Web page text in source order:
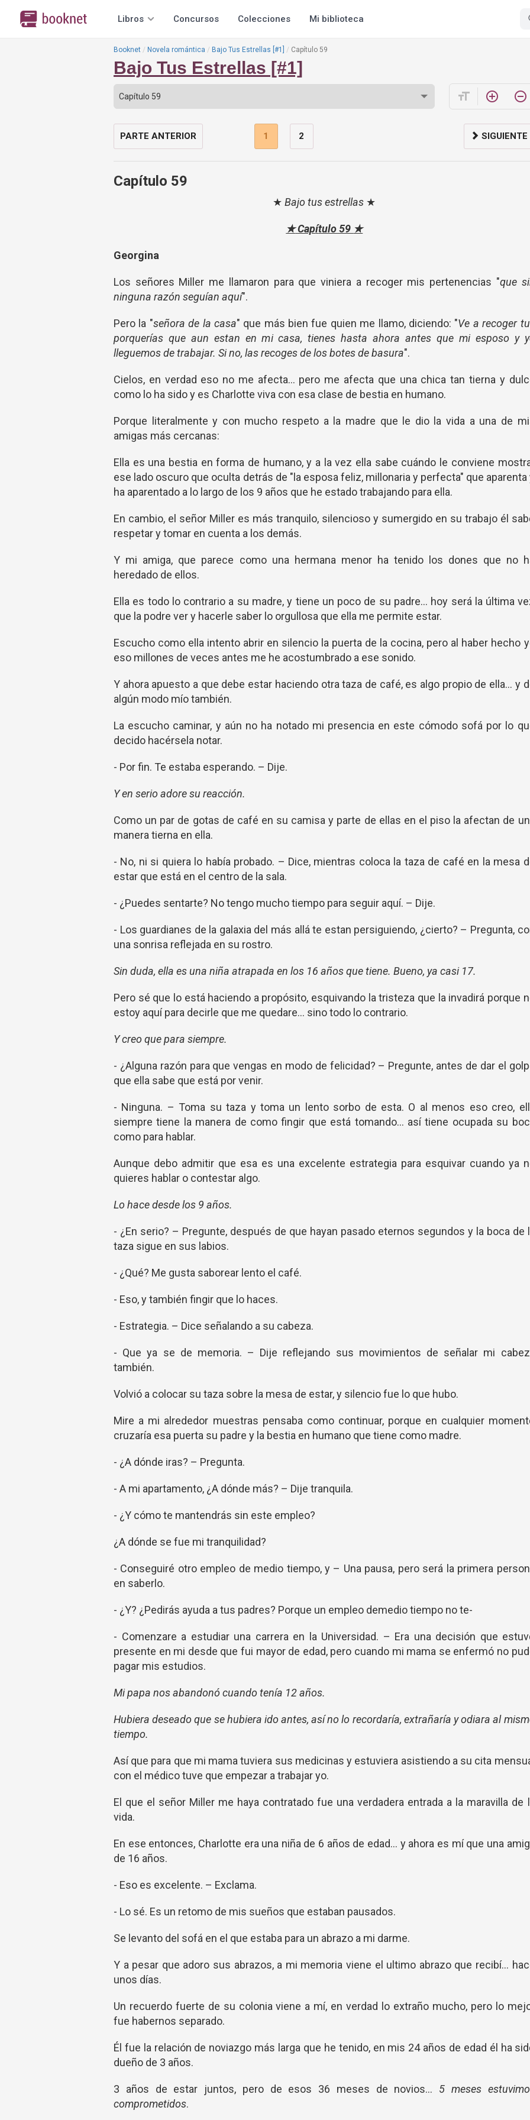
Libros Concursos Colecciones Mi biblioteca
Booknet Novela romántica Bajo Tus Estrellas [#1] Capítulo 59
Bajo Tus Estrellas [#1]
format_size add_circle_outline remove_circle_outline
PARTE ANTERIOR 1 2 SIGUIENTE
Capítulo 59
★ Bajo tus estrellas ★
★Capítulo 59 ★
Georgina
Los señores Miller me llamaron para que viniera a recoger mis pertenencias "que
ninguna razón seguían aquí".
Pero la "señora de la casa" que más bien fue quien me llamo, diciendo: "Ve a recoger
porquerías que aun estan en mi casa, tienes hasta ahora antes que mi esposo y
lleguemos de trabajar. Si no, las recoges de los botes de basura".
Cielos, en verdad eso no me afecta... pero me afecta que una chica tan tierna y
como lo ha sido y es Charlotte viva con esa clase de bestia en humano.
Porque literalmente y con mucho respeto a la madre que le dio la vida a una de
amigas más cercanas:
Ella es una bestia en forma de humano, y a la vez ella sabe cuándo le conviene
ese lado oscuro que oculta detrás de "la esposa feliz, millonaria y perfecta" que aparenta
ha aparentado a lo largo de los 9 años que he estado trabajando para ella.
En cambio, el señor Miller es más tranquilo, silencioso y sumergido en su trabajo él
respetar y tomar en cuenta a los demás.
Y mi amiga, que parece como una hermana menor ha tenido los dones que no
heredado de ellos.
Ella es todo lo contrario a su madre, y tiene un poco de su padre... hoy será la última
que la podre ver y hacerle saber lo orgullosa que ella me permite estar.
Escucho como ella intento abrir en silencio la puerta de la cocina, pero al haber hecho
eso millones de veces antes me he acostumbrado a ese sonido.
Y ahora apuesto a que debe estar haciendo otra taza de café, es algo propio de ella... y
algún modo mío también.
La escucho caminar, y aún no ha notado mi presencia en este cómodo sofá por lo
decido hacérsela notar.
- Por fin. Te estaba esperando. – Dije.
Y en serio adore su reacción.
Como un par de gotas de café en su camisa y parte de ellas en el piso la afectan de
manera tierna en ella.
- No, ni si quiera lo había probado. – Dice, mientras coloca la taza de café en la mesa
estar que está en el centro de la sala.
- ¿Puedes sentarte? No tengo mucho tiempo para seguir aquí. – Dije.
- Los guardianes de la galaxia del más allá te estan persiguiendo, ¿cierto? – Pregunta,
una sonrisa reflejada en su rostro.
Sin duda, ella es una niña atrapada en los 16 años que tiene. Bueno, ya casi 17.
Pero sé que lo está haciendo a propósito, esquivando la tristeza que la invadirá porque
estoy aquí para decirle que me quedare... sino todo lo contrario.
Y creo que para siempre.
- ¿Alguna razón para que vengas en modo de felicidad? – Pregunte, antes de dar el
que ella sabe que está por venir.
- Ninguna. – Toma su taza y toma un lento sorbo de esta. O al menos eso creo,
siempre tiene la manera de como fingir que está tomando... así tiene ocupada su
como para hablar.
Aunque debo admitir que esa es una excelente estrategia para esquivar cuando ya
quieres hablar o contestar algo.
Lo hace desde los 9 años.
- ¿En serio? – Pregunte, después de que hayan pasado eternos segundos y la boca de
taza sigue en sus labios.
- ¿Qué? Me gusta saborear lento el café.
- Eso, y también fingir que lo haces.
- Estrategia. – Dice señalando a su cabeza.
- Que ya se de memoria. – Dije reflejando sus movimientos de señalar mi
también.
Volvió a colocar su taza sobre la mesa de estar, y silencio fue lo que hubo.
Mire a mi alrededor muestras pensaba como continuar, porque en cualquier
cruzaría esa puerta su padre y la bestia en humano que tiene como madre.
- ¿A dónde iras? – Pregunta.
- A mi apartamento, ¿A dónde más? – Dije tranquila.
- ¿Y cómo te mantendrás sin este empleo?
¿A dónde se fue mi tranquilidad?
- Conseguiré otro empleo de medio tiempo, y – Una pausa, pero será la primera
en saberlo.
- ¿Y? ¿Pedirás ayuda a tus padres? Porque un empleo demedio tiempo no te-
- Comenzare a estudiar una carrera en la Universidad. – Era una decisión que
presente en mi desde que fui mayor de edad, pero cuando mi mama se enfermó no
pagar mis estudios.
Mi papa nos abandonó cuando tenía 12 años.
Hubiera deseado que se hubiera ido antes, así no lo recordaría, extrañaría y odiara al
tiempo.
Así que para que mi mama tuviera sus medicinas y estuviera asistiendo a su cita
con el médico tuve que empezar a trabajar yo.
El que el señor Miller me haya contratado fue una verdadera entrada a la maravilla de
vida.
En ese entonces, Charlotte era una niña de 6 años de edad... y ahora es mí que una
de 16 años.
- Eso es excelente. – Exclama.
- Lo sé. Es un retomo de mis sueños que estaban pausados.
Se levanto del sofá en el que estaba para un abrazo a mi darme.
Y a pesar que adoro sus abrazos, a mi memoria viene el ultimo abrazo que recibí...
unos días.
Un recuerdo fuerte de su colonia viene a mí, en verdad lo extraño mucho, pero lo
fue habernos separado.
Él fue la relación de noviazgo más larga que he tenido, en mis 24 años de edad él ha
dueño de 3 años.
3 años de estar juntos, pero de esos 36 meses de novios... 5 meses
comprometidos.